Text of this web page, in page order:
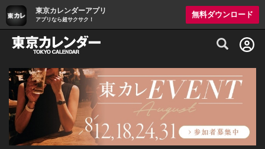
東京カレンダーアプリ
アプリなら超サクサク！
無料ダウンロード
グルメ情報・プレミアムレストラン予約